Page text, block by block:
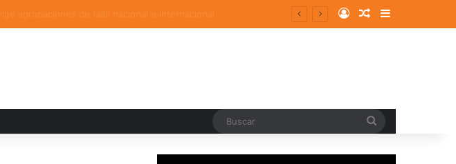
de Escuelas Aztecas Log InRandom Article
Sidebar